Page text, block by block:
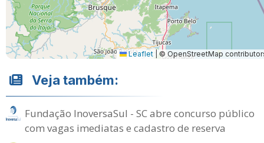
Leaflet © OpenStreetMap
Veja também:
Fundação InoversaSul - SC abre concurso público
com vagas imediatas e cadastro de reserva